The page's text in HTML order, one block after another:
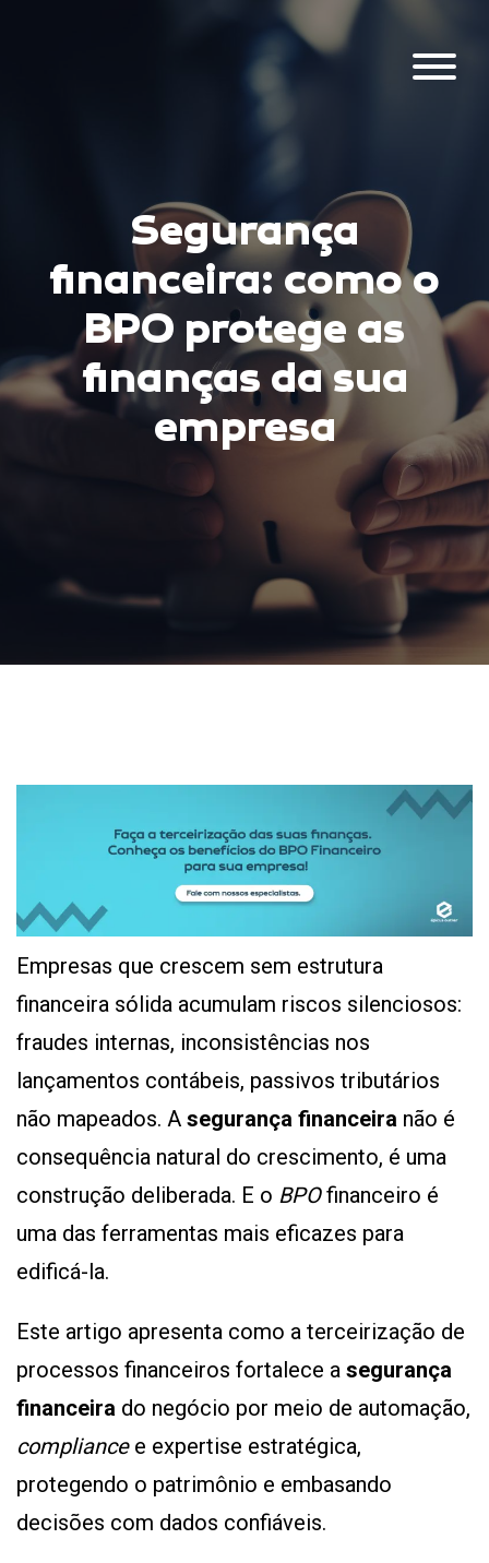
Segurança
financeira: como o
BPO protege as
finanças da sua
empresa
Empresas que crescem sem estrutura
financeira sólida acumulam riscos silenciosos:
fraudes internas, inconsistências nos
lançamentos contábeis, passivos tributários
não mapeados. A segurança financeira não é
consequência natural do crescimento, é uma
construção deliberada. E o BPOfinanceiro é
uma das ferramentas mais eficazes para
edificá-la.
Este artigo apresenta como a terceirização de
processos financeiros fortalece a segurança
financeira do negócio por meio de automação,
compliancee expertise estratégica,
protegendo o patrimônio e embasando
decisões com dados confiáveis.